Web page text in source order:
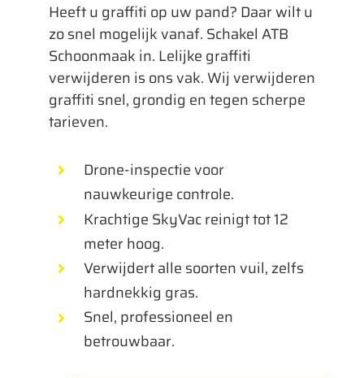
Heeft u graffiti op uw pand? Daar wilt u
zo snel mogelijk vanaf. Schakel ATB
Schoonmaak in. Lelijke graffiti
verwijderen is ons vak. Wij verwijderen
graffiti snel, grondig en tegen scherpe
tarieven.
Drone-inspectie voor
nauwkeurige controle.
Krachtige SkyVac reinigt tot 12
meter hoog.
Verwijdert alle soorten vuil, zelfs
hardnekkig gras.
Snel, professioneel en
betrouwbaar.